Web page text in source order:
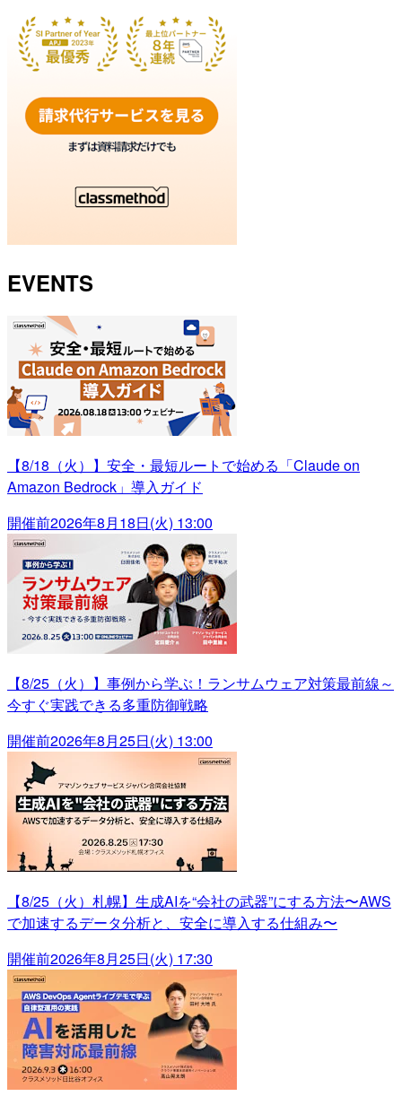
EVENTS
【8/18（火）】安全・最短ルートで始める「Claude on
Amazon Bedrock」導入ガイド
開催前2026年8月18日(火) 13:00
【8/25（火）】事例から学ぶ！ランサムウェア対策最前線～
今すぐ実践できる多重防御戦略
開催前2026年8月25日(火) 13:00
【8/25（火）札幌】生成AIを“会社の武器”にする方法〜AWS
で加速するデータ分析と、安全に導入する仕組み〜
開催前2026年8月25日(火) 17:30